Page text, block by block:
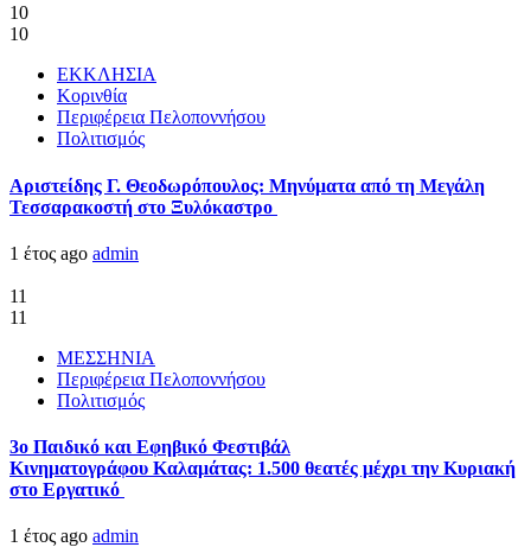
10
10
ΕΚΚΛΗΣΙΑ
Κορινθία
Περιφέρεια Πελοποννήσου
Πολιτισμός
Αριστείδης Γ. Θεοδωρόπουλος: Μηνύματα από τη Μεγάλη
Τεσσαρακοστή στο Ξυλόκαστρο
1 έτος ago admin
11
11
ΜΕΣΣΗΝΙΑ
Περιφέρεια Πελοποννήσου
Πολιτισμός
3ο Παιδικό και Εφηβικό Φεστιβάλ
Κινηματογράφου Καλαμάτας: 1.500 θεατές μέχρι την Κυριακή
στο Εργατικό
1 έτος ago admin